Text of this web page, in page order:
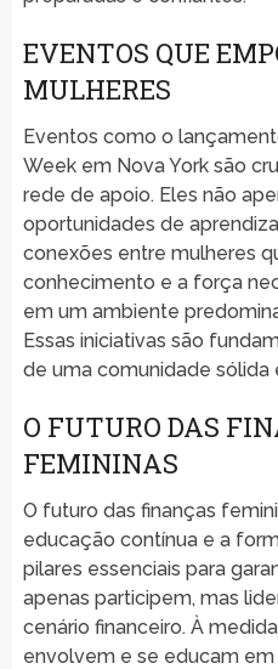
EVENTOS QUE
MULHERES
Eventos como o
Week em Nova York são
rede de apoio. Eles não
oportunidades de
conexões entre mulheres
conhecimento e a força
em um ambiente
Essas iniciativas são
de uma comunidade sólida
O FUTURO DAS
FEMININAS
O futuro das finanças
educação contínua e a
pilares essenciais para
apenas participem, mas
cenário financeiro. À
envolvem e se educam